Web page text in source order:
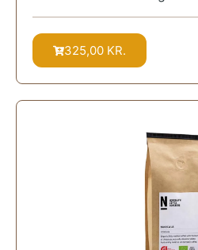
325,00 KR.